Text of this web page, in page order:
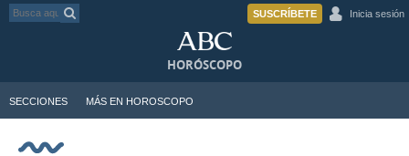
SUSCRÍBETE Inicia sesión
SECCIONES MÁS EN HOROSCOPO
HORÓSCOPO